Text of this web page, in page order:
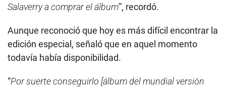
Salaverry a comprar el álbum”, recordó.
Aunque reconoció que hoy es más difícil encontrar la
edición especial, señaló que en aquel momento
todavía había disponibilidad.
“Por suerte conseguirlo [álbum del mundial versión